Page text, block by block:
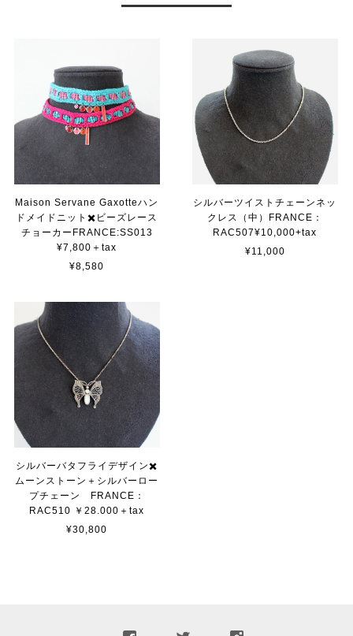
Maison Servane Gaxotteハン
ドメイドニット✖️ビーズレース
チョーカーFRANCE:SS013
¥7,800＋tax
¥8,580
シルバーツイストチェーンネッ
クレス（中）FRANCE：
RAC507¥10,000+tax
¥11,000
シルバーバタフライデザイン✖️
ムーンストーン＋シルバーロー
プチェーン FRANCE：
RAC510 ￥28.000＋tax
¥30,800